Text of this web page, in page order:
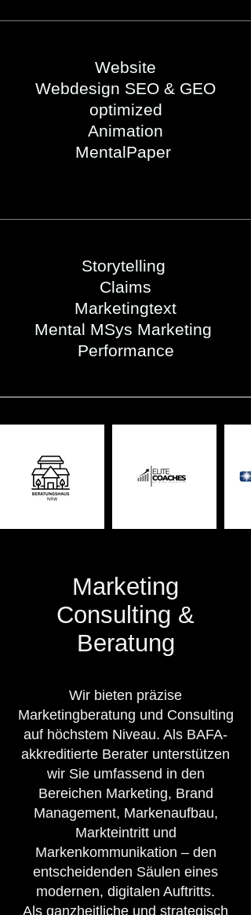
Website
Webdesign SEO & GEO
optimized
Animation
MentalPaper
Storytelling
Claims
Marketingtext
Mental MSys Marketing
Performance
Marketing
Consulting &
Beratung
Wir bieten präzise
Marketingberatung und Consulting
auf höchstem Niveau. Als BAFA-
akkreditierte Berater unterstützen
wir Sie umfassend in den
Bereichen Marketing, Brand
Management, Markenaufbau,
Markteintritt und
Markenkommunikation – den
entscheidenden Säulen eines
modernen, digitalen Auftritts.
Als ganzheitliche und strategisch